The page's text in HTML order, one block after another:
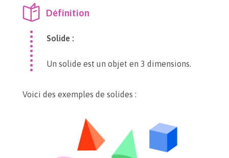
Définition
Solide :
Un solide est un objet en 3 dimensions.
Voici des exemples de solides :